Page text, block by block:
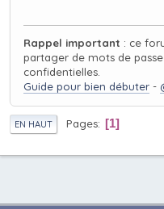
Rappel important : ce
partager de mots de
confidentielles.
Guide pour bien débuter -
EN HAUT Pages 1